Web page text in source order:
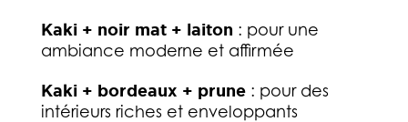
Kaki + noir mat + laiton : pour une
ambiance moderne et affirmée
Kaki + bordeaux + prune: pour des
intérieurs riches et enveloppants